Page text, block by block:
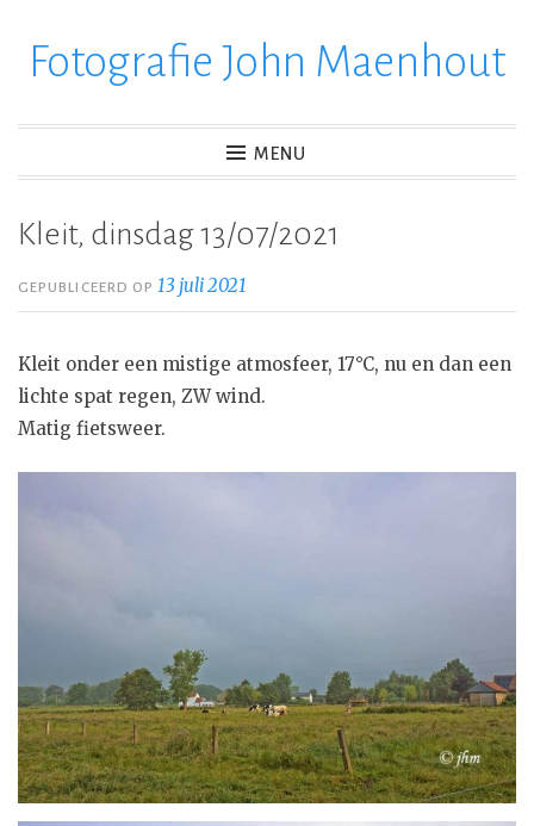
verderFotografie John Maenhout
MENU
Kleit, dinsdag 13/07/2021
GEPUBLICEERD OP13 juli 2021
Kleit onder een mistige atmosfeer, 17°C, nu en dan een
lichte spat regen, ZW wind.
Matig fietsweer.